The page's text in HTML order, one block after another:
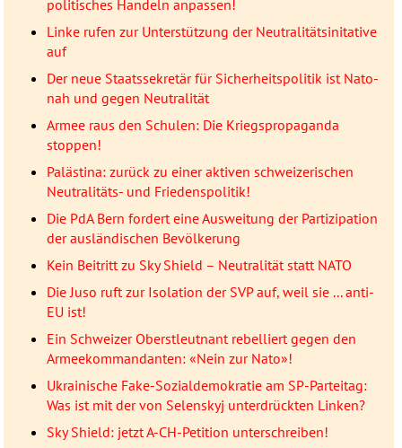
politisches Handeln anpassen!
Linke rufen zur Unterstützung der Neutralitätsinitative
auf
Der neue Staatssekretär für Sicherheitspolitik ist Nato-
nah und gegen Neutralität
Armee raus den Schulen: Die Kriegspropaganda
stoppen!
Palästina: zurück zu einer aktiven schweizerischen
Neutralitäts- und Friedenspolitik!
Die PdA Bern fordert eine Ausweitung der Partizipation
der ausländischen Bevölkerung
Kein Beitritt zu Sky Shield – Neutralität statt NATO
Die Juso ruft zur Isolation der SVP auf, weil sie ... anti-
EU ist!
Ein Schweizer Oberstleutnant rebelliert gegen den
Armeekommandanten: «Nein zur Nato»!
Ukrainische Fake-Sozialdemokratie am SP-Parteitag:
Was ist mit der von Selenskyj unterdrückten Linken?
Sky Shield: jetzt A-CH-Petition unterschreiben!